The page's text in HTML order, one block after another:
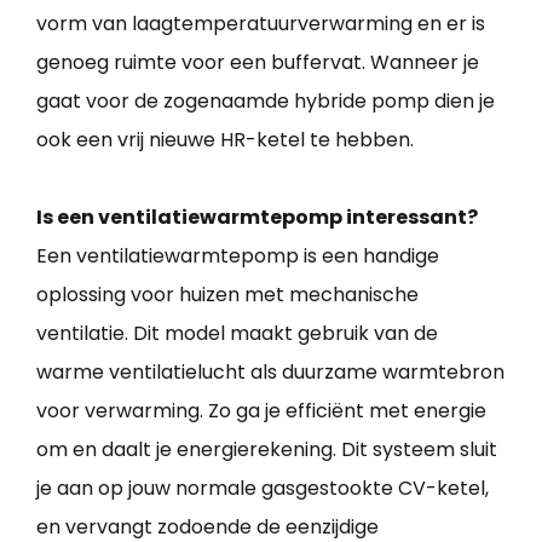
vorm van laagtemperatuurverwarming en er is
genoeg ruimte voor een buffervat. Wanneer je
gaat voor de zogenaamde hybride pomp dien je
ook een vrij nieuwe HR-ketel te hebben.
Is een ventilatiewarmtepomp interessant?
Een ventilatiewarmtepomp is een handige
oplossing voor huizen met mechanische
ventilatie. Dit model maakt gebruik van de
warme ventilatielucht als duurzame warmtebron
voor verwarming. Zo ga je efficiënt met energie
om en daalt je energierekening. Dit systeem sluit
je aan op jouw normale gasgestookte CV-ketel,
en vervangt zodoende de eenzijdige